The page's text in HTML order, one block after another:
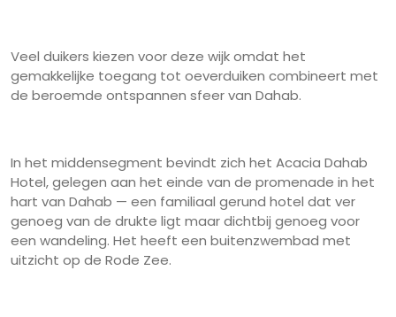
Veel duikers kiezen voor deze wijk omdat het
gemakkelijke toegang tot oeverduiken combineert met
de beroemde ontspannen sfeer van Dahab.
In het middensegment bevindt zich het Acacia Dahab
Hotel, gelegen aan het einde van de promenade in het
hart van Dahab — een familiaal gerund hotel dat ver
genoeg van de drukte ligt maar dichtbij genoeg voor
een wandeling. Het heeft een buitenzwembad met
uitzicht op de Rode Zee.